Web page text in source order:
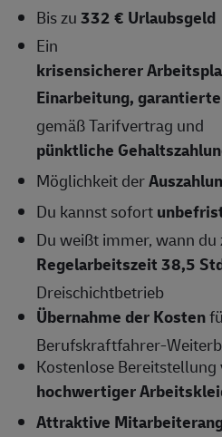
Bis zu332 € Urlaubsgeld
Ein
krisensicherer
Einarbeitung,
gemäß Tarifvertrag und
pünktliche
Möglichkeit der
Du kannst sofort
Du weißt immer, wann du
Regelarbeitszeit 38,5
Dreischichtbetrieb
Übernahme der Kosten
Berufskraftfahrer-
Kostenlose Bereitstellung
hochwertiger
Attraktive